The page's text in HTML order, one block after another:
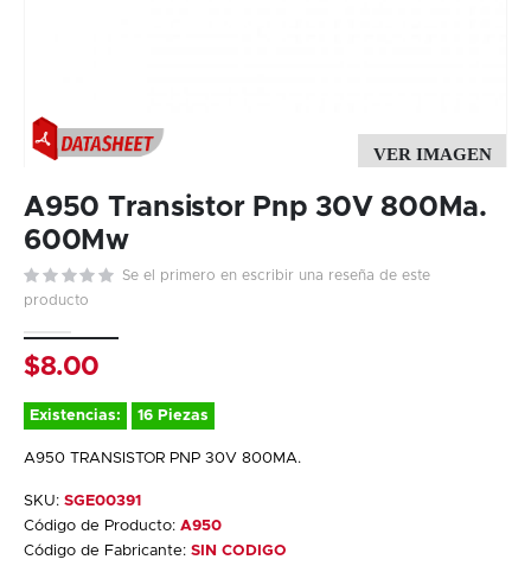
to
the
beginning
of
the
images
gallery
A950 Transistor Pnp 30V 800Ma.
600Mw
Se el primero en escribir una reseña de este
producto
$8.00
Existencias: 16 Piezas
A950 TRANSISTOR PNP 30V 800MA.
SKU: SGE00391
Código de Producto: A950
Código de Fabricante: SIN CODIGO